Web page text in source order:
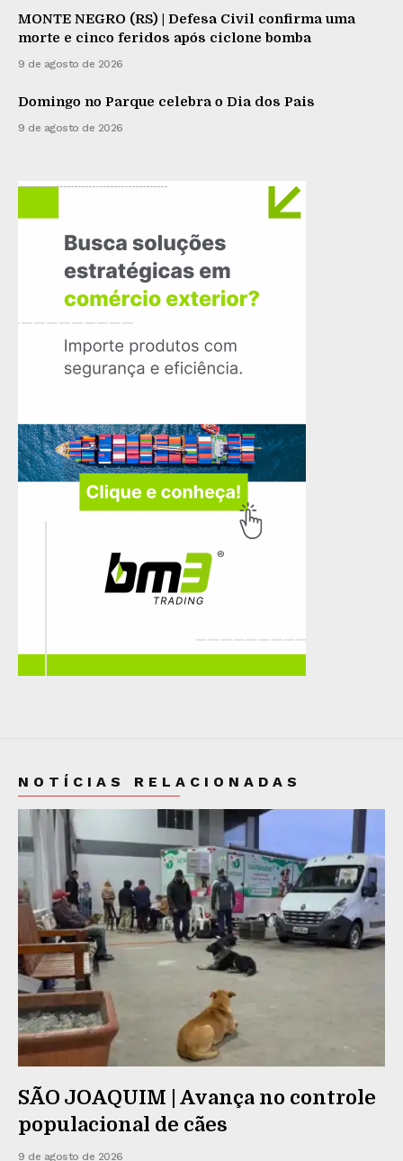
MONTE NEGRO (RS) | Defesa Civil confirma uma
morte e cinco feridos após ciclone bomba
9 de agosto de 2026
Domingo no Parque celebra o Dia dos Pais
9 de agosto de 2026
NOTÍCIAS RELACIONADAS
SÃO JOAQUIM | Avança no controle
populacional de cães
9 de agosto de 2026